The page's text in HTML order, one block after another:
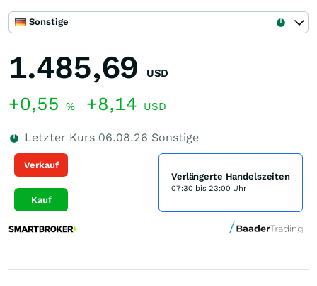
Sonstige
1.485,69 USD
+0,55 % +8,14 USD
Letzter Kurs 06.08.26 Sonstige
Verkauf
Kauf
Verlängerte Handelszeiten
07:30 bis 23:00 Uhr